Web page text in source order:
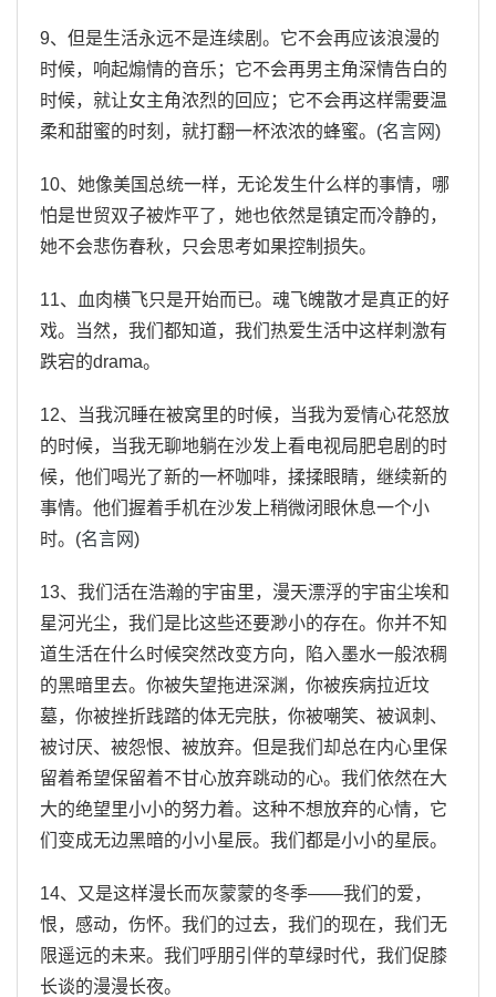
9、但是生活永远不是连续剧。它不会再应该浪漫的
时候，响起煽情的音乐；它不会再男主角深情告白的
时候，就让女主角浓烈的回应；它不会再这样需要温
柔和甜蜜的时刻，就打翻一杯浓浓的蜂蜜。(名言网)
10、她像美国总统一样，无论发生什么样的事情，哪
怕是世贸双子被炸平了，她也依然是镇定而冷静的，
她不会悲伤春秋，只会思考如果控制损失。
11、血肉横飞只是开始而已。魂飞魄散才是真正的好
戏。当然，我们都知道，我们热爱生活中这样刺激有
跌宕的drama。
12、当我沉睡在被窝里的时候，当我为爱情心花怒放
的时候，当我无聊地躺在沙发上看电视局肥皂剧的时
候，他们喝光了新的一杯咖啡，揉揉眼睛，继续新的
事情。他们握着手机在沙发上稍微闭眼休息一个小
时。(名言网)
13、我们活在浩瀚的宇宙里，漫天漂浮的宇宙尘埃和
星河光尘，我们是比这些还要渺小的存在。你并不知
道生活在什么时候突然改变方向，陷入墨水一般浓稠
的黑暗里去。你被失望拖进深渊，你被疾病拉近坟
墓，你被挫折践踏的体无完肤，你被嘲笑、被讽刺、
被讨厌、被怨恨、被放弃。但是我们却总在内心里保
留着希望保留着不甘心放弃跳动的心。我们依然在大
大的绝望里小小的努力着。这种不想放弃的心情，它
们变成无边黑暗的小小星辰。我们都是小小的星辰。
14、又是这样漫长而灰蒙蒙的冬季——我们的爱，
恨，感动，伤怀。我们的过去，我们的现在，我们无
限遥远的未来。我们呼朋引伴的草绿时代，我们促膝
长谈的漫漫长夜。